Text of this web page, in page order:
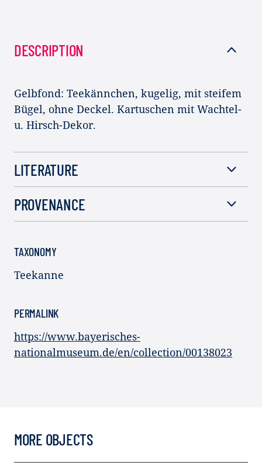
DESCRIPTION
Gelbfond: Teekännchen, kugelig, mit steifem
Bügel, ohne Deckel. Kartuschen mit Wachtel-
u. Hirsch-Dekor.
LITERATURE
PROVENANCE
TAXONOMY
Teekanne
PERMALINK
https://www.bayerisches-
nationalmuseum.de/en/collection/00138023
MORE OBJECTS